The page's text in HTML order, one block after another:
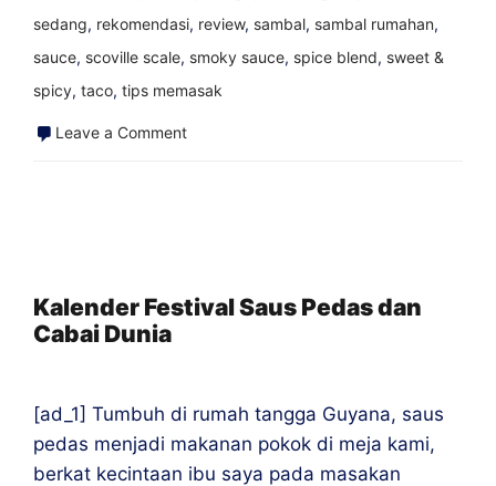
sedang, rekomendasi, review, sambal, sambal rumahan,
sauce, scoville scale, smoky sauce, spice blend, sweet &
spicy, taco, tips memasak
Leave a Commenton
&
Lokal
Kalender Festival Saus Pedas dan
Cabai Dunia
[ad_1] Tumbuh di rumah tangga Guyana, saus
pedas menjadi makanan pokok di meja kami,
berkat kecintaan ibu saya pada masakan